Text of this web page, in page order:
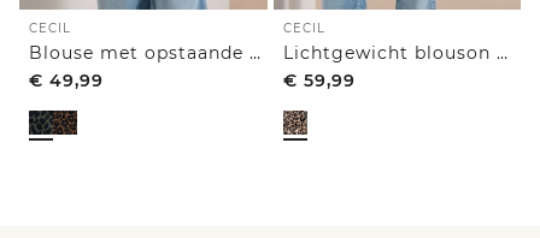
CECIL
Blouse met opstaande kraag en ritssluiting
€ 49,99
CECIL
Lichtgewicht blouson met rits en leoprint
€ 59,99